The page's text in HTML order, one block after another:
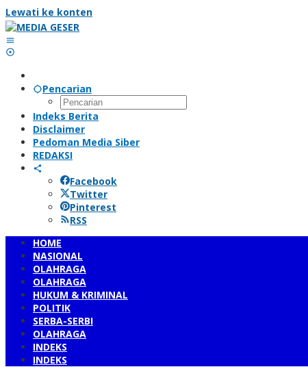
Lewati ke konten
Pencarian
Indeks Berita
Disclaimer
Pedoman Media Siber
REDAKSI
Facebook
Twitter
Pinterest
RSS
HOME
NASIONAL
OLAHRAGA
OLAHRAGA
HUKUM & KRIMINAL
POLITIK
SERBA-SERBI
OLAHRAGA
INDEKS
INDEKS